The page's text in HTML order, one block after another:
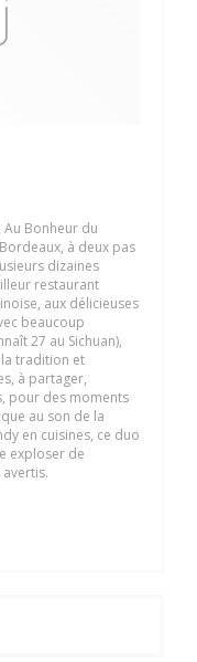
Au Bonheur du
à deux pas
dizaines
restaurant
aux délicieuses
beaucoup
27 au Sichuan),
la tradition et
à partager,
pour des moments
au son de la
en cuisines, ce duo
exploser de